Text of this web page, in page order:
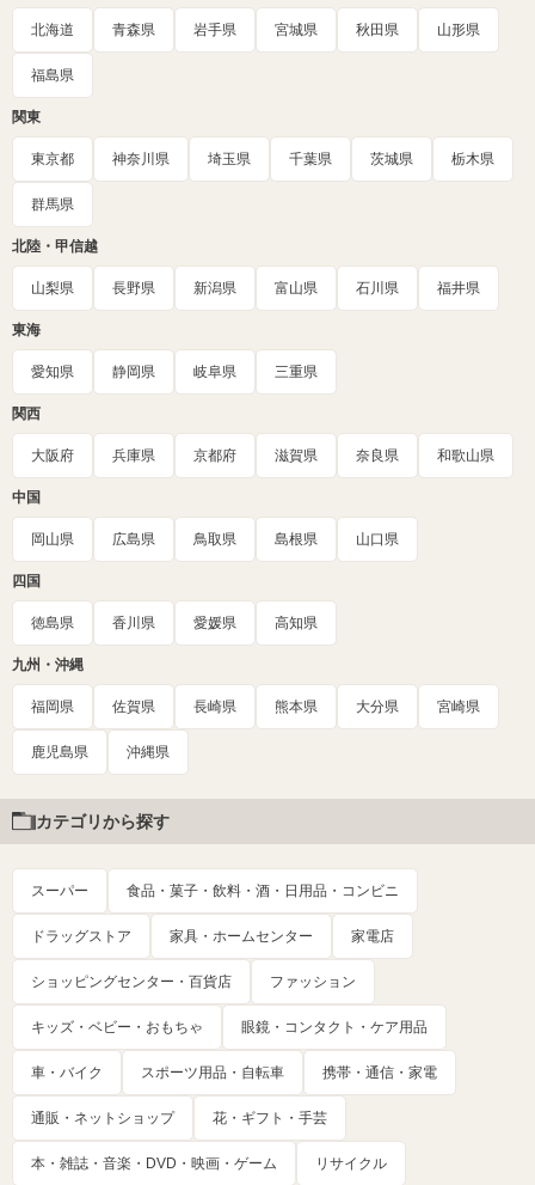
北海道 青森県 岩手県 宮城県 秋田県 山形県
福島県
関東
東京都 神奈川県 埼玉県 千葉県 茨城県 栃木県
群馬県
北陸・甲信越
山梨県 長野県 新潟県 富山県 石川県 福井県
東海
愛知県 静岡県 岐阜県 三重県
関西
大阪府 兵庫県 京都府 滋賀県 奈良県 和歌山県
中国
岡山県 広島県 鳥取県 島根県 山口県
四国
徳島県 香川県 愛媛県 高知県
九州・沖縄
福岡県 佐賀県 長崎県 熊本県 大分県 宮崎県
鹿児島県 沖縄県
カテゴリから探す
スーパー 食品・菓子・飲料・酒・日用品・コンビニ
ドラッグストア 家具・ホームセンター 家電店
ショッピングセンター・百貨店 ファッション
キッズ・ベビー・おもちゃ 眼鏡・コンタクト・ケア用品
車・バイク スポーツ用品・自転車 携帯・通信・家電
通販・ネットショップ 花・ギフト・手芸
本・雑誌・音楽・DVD・映画・ゲーム リサイクル